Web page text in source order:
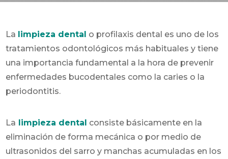
La limpieza dental o profilaxis dental es uno de los
tratamientos odontológicos más habituales y tiene
una importancia fundamental a la hora de prevenir
enfermedades bucodentales como la caries o la
periodontitis.
La limpieza dental consiste básicamente en la
eliminación de forma mecánica o por medio de
ultrasonidos del sarro y manchas acumuladas en los